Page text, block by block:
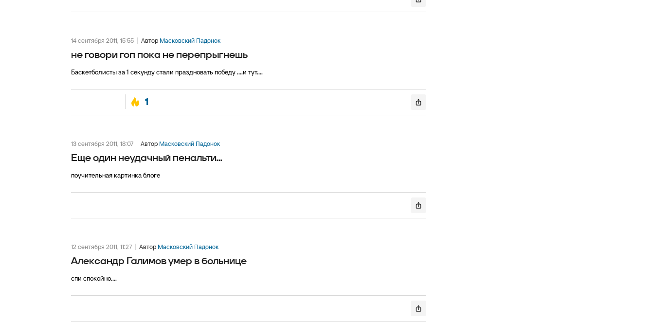
14 сентября 2011, 15:55 Автор Масковский Падонок
не говори гоп пока не перепрыгнешь
Баскетболисты за 1 секунду стали праздновать победу ....и тут....
1
13 сентября 2011, 18:07 Автор Масковский Падонок
Еще один неудачный пенальти...
поучительная картинка блоге
12 сентября 2011, 11:27 Автор Масковский Падонок
Александр Галимов умер в больнице
спи спокойно....